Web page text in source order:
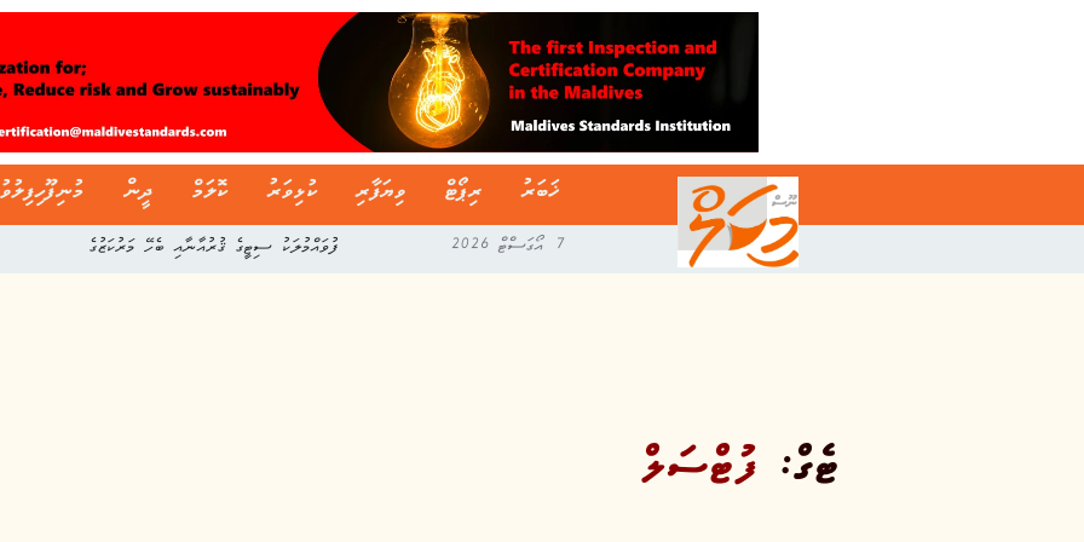
ޚަބަރު ރިޕޯޓް ވިޔަފާރި ކުޅިވަރު ކޮލަމް ދީން
7 އޯގަސްޓް 2026 ފުވައްމުލަކު ސިޓީގެ ޤުރުއާނާއި ބެހޭ މަރުކަޒުގެ
ޓެގް: ފުޓްސަލް